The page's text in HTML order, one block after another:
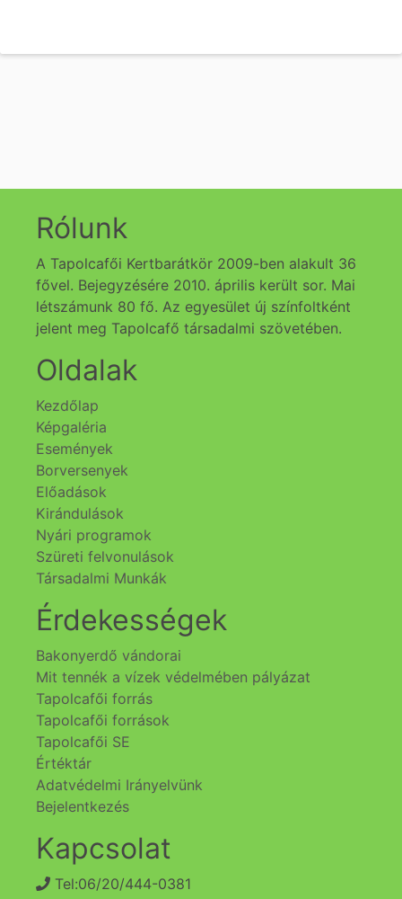
Rólunk
A Tapolcafői Kertbarátkör 2009-ben alakult 36
fővel. Bejegyzésére 2010. április került sor. Mai
létszámunk 80 fő. Az egyesület új színfoltként
jelent meg Tapolcafő társadalmi szövetében.
Oldalak
Kezdőlap
Képgaléria
Események
Borversenyek
Előadások
Kirándulások
Nyári programok
Szüreti felvonulások
Társadalmi Munkák
Érdekességek
Bakonyerdő vándorai
Mit tennék a vízek védelmében pályázat
Tapolcafői forrás
Tapolcafői források
Tapolcafői SE
Értéktár
Adatvédelmi Irányelvünk
Bejelentkezés
Kapcsolat
Tel:06/20/444-0381